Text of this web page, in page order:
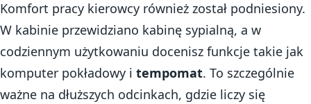
Komfort pracy kierowcy również został podniesiony.
W kabinie przewidziano kabinę sypialną, a w
codziennym użytkowaniu docenisz funkcje takie jak
komputer pokładowy i tempomat. To szczególnie
ważne na dłuższych odcinkach, gdzie liczy się